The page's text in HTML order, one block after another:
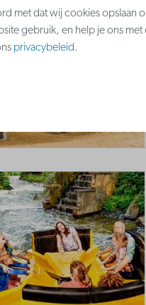
met dat wij cookies opslaan
gebruik, en help je ons met
privacybeleid.